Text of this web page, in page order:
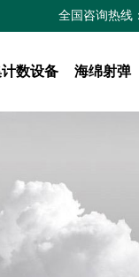
全国咨询热线
数设备 海绵射弹